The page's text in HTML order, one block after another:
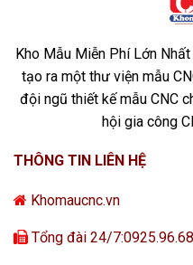
Kho Mẫu Miễn Phí Lớn
tạo ra một thư viện mẫu
đội ngũ thiết kế mẫu CNC
hội gia công
THÔNG TIN LIÊN HỆ
Khomaucnc.vn
Tổng đài 24/